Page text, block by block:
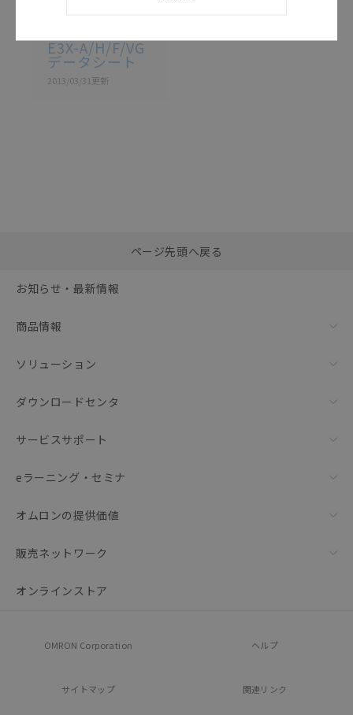
E3X-A/H/F/VG
データシート
2013/03/31更新
括ダウンロード
ページ先頭へ戻る
お知らせ・最新情報
商品情報
ソリューション
ダウンロードセンタ
サービスサポート
eラーニング・セミナ
オムロンの提供価値
販売ネットワーク
オンラインストア
OMRON Corporation ヘルプ
サイトマップ 関連リンク